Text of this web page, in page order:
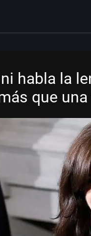
habla la
que